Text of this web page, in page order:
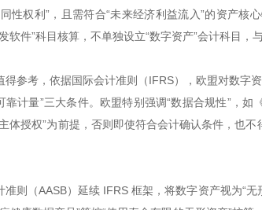
性权利”，且需符合“未来经济利益流入”的资产核
件”科目核算，不单独设立“数字资产”会计科目，
参考，依据国际会计准则（IFRS），欧盟对数字
靠计量”三大条件。欧盟特别强调“数据合规性”，如
体授权”为前提，否则即使符合会计确认条件，也不
则（AASB）延续 IFRS 框架，将数字资产视为“无